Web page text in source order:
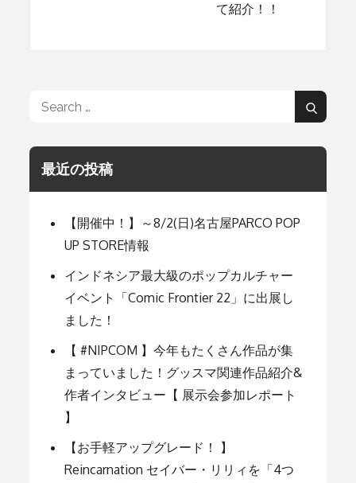
ゲ
ー
シ
ョ
ン
て紹介！！
Search
Search
最近の投稿
【開催中！】～8/2(日)名古屋PARCO POP
UP STORE情報
インドネシア最大級のポップカルチャー
イベント「Comic Frontier 22」に出展し
ました！
【 #NIPCOM 】今年もたくさん作品が集
まっていました！グッスマ関連作品紹介&
作者インタビュー【 展示会参加レポート
】
【お手軽アップグレード！ 】
Reincarnation セイバー・リリィを「4つ